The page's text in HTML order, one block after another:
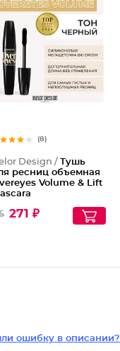
(8)
Design /Тушь
ресниц объемная
Volume & Lift
271 ₽
ошибку в описании?